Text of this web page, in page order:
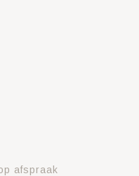
afspraak